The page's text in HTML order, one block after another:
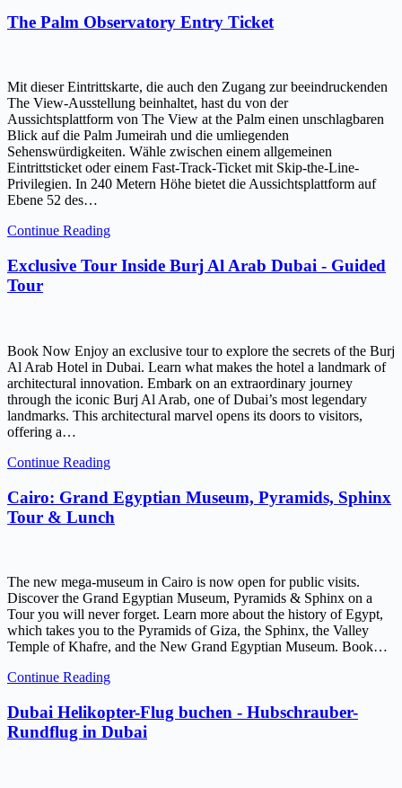
The Palm Observatory Entry Ticket
Mit dieser Eintrittskarte, die auch den Zugang zur beeindruckenden
The View-Ausstellung beinhaltet, hast du von der
Aussichtsplattform von The View at the Palm einen unschlagbaren
Blick auf die Palm Jumeirah und die umliegenden
Sehenswürdigkeiten. Wähle zwischen einem allgemeinen
Eintrittsticket oder einem Fast-Track-Ticket mit Skip-the-Line-
Privilegien. In 240 Metern Höhe bietet die Aussichtsplattform auf
Ebene 52 des…
Continue Reading
Exclusive Tour Inside Burj Al Arab Dubai - Guided
Tour
Book Now Enjoy an exclusive tour to explore the secrets of the Burj
Al Arab Hotel in Dubai. Learn what makes the hotel a landmark of
architectural innovation. Embark on an extraordinary journey
through the iconic Burj Al Arab, one of Dubai’s most legendary
landmarks. This architectural marvel opens its doors to visitors,
offering a…
Continue Reading
Cairo: Grand Egyptian Museum, Pyramids, Sphinx
Tour & Lunch
The new mega-museum in Cairo is now open for public visits.
Discover the Grand Egyptian Museum, Pyramids & Sphinx on a
Tour you will never forget. Learn more about the history of Egypt,
which takes you to the Pyramids of Giza, the Sphinx, the Valley
Temple of Khafre, and the New Grand Egyptian Museum. Book…
Continue Reading
Dubai Helikopter-Flug buchen - Hubschrauber-
Rundflug in Dubai